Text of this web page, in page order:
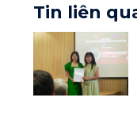
Tin liên